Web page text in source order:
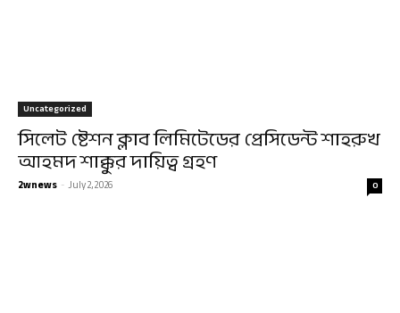
Uncategorized
সিলেট ষ্টেশন ক্লাব লিমিটেডের প্রেসিডেন্ট শাহরুখ
আহমদ শাক্কুর দায়িত্ব গ্রহণ
2wnews -July 2, 2026 0